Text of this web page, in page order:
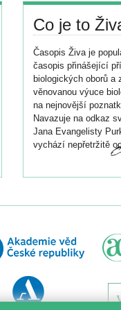
Co je to
Časopis Živa je
časopis přinášející
biologických oborů a
věnovanou výuce
na nejnovější
Navazuje na odkaz
Jana Evangelisty
vychází nepřetržitě